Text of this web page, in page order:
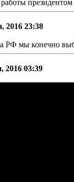
2016 23:38
РФ мы конечно
2016 03:39